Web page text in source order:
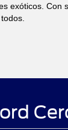
exóticos. Con